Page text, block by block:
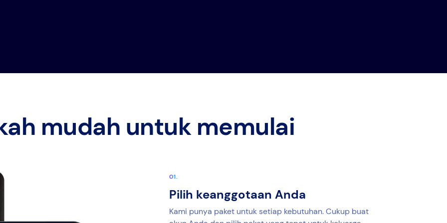
mudah untuk memulai
Pilih keanggotaan Anda
Kami punya paket untuk setiap kebutuhan. Cukup buat